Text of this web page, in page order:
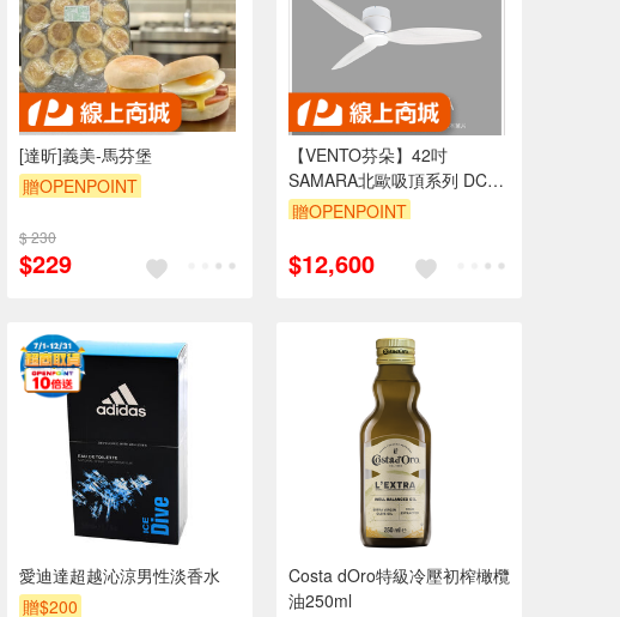
[達昕]義美-馬芬堡
贈OPENPOINT
$ 230
$229
【VENTO芬朵】42吋
SAMARA北歐吸頂系列 DC直
流馬達 有燈/無燈款 遙控吊扇
木紋/鐵灰木紋實木葉片 台灣
製造
贈OPENPOINT
$12,600
愛迪達超越沁涼男性淡香水
贈$200
Costa dOro特級冷壓初榨橄欖
油250ml